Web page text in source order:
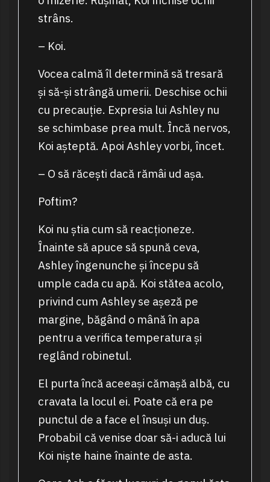
strâns.
– Koi.
Vocea calmă îl determină să tresară
și să-și strângă umerii. Deschise ochii
cu precauție. Expresia lui Ashley nu
se schimbase prea mult. Încă nervos,
Koi așteptă. Apoi Ashley vorbi, încet.
– O să răcești dacă rămâi ud așa.
Poftim?
Koi nu știa cum să reacționeze.
Înainte să apuce să spună ceva,
Ashley îngenunche și începu să
umple cada cu apă. Koi stătea acolo,
privind cum Ashley se așeză pe
margine, băgând o mână în apa
pentru a verifica temperatura și
reglând robinetul.
El purta încă aceeași cămașă albă, cu
cravata la locul ei. Poate că era pe
punctul de a face el însuși un duș.
Probabil că venise doar să-i aducă lui
Koi niște haine înainte de asta.